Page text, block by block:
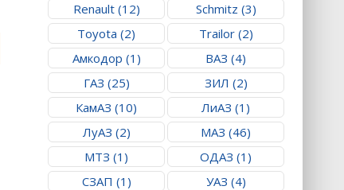
Renault (12)
Schmitz (3)
Toyota (2)
Trailor (2)
Амкодор (1)
ВАЗ (4)
ГАЗ (25)
ЗИЛ (2)
КамАЗ (10)
ЛиАЗ (1)
ЛуАЗ (2)
МАЗ (46)
МТЗ (1)
ОДАЗ (1)
СЗАП (1)
УАЗ (4)